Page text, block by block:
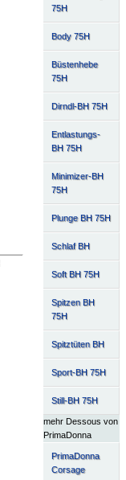
75H
Body 75H
Büstenhebe
75H
Dirndl-BH 75H
Entlastungs-
BH 75H
Minimizer-BH
75H
Plunge BH 75H
Schlaf BH
Soft BH 75H
Spitzen BH
75H
Spitztüten BH
Sport-BH 75H
Still-BH 75H
mehr Dessous von
PrimaDonna
PrimaDonna
Corsage